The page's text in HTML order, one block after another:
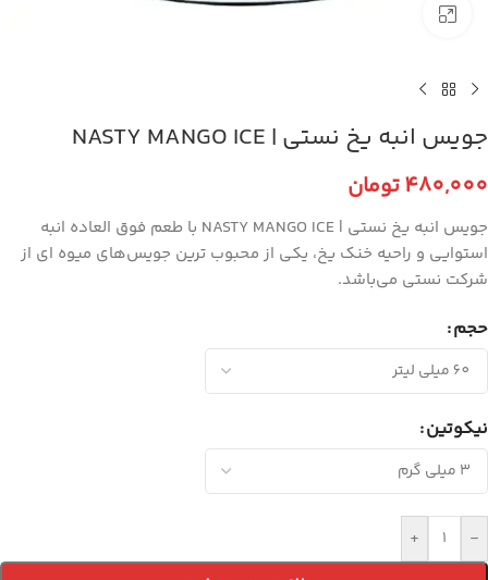
برای بزرگنمایی کلیک کنید
جویس انبه یخ نستی | NASTY MANGO ICE
480,000تومان
جویس انبه یخ نستی | NASTY MANGO ICE با طعم فوق العاده انبه
استوایی و راحیه خنک یخ، یکی از محبوب ترین جویس‌های میوه ای از
شرکت نستی می‌باشد.
حجم
نیکوتین
-
+